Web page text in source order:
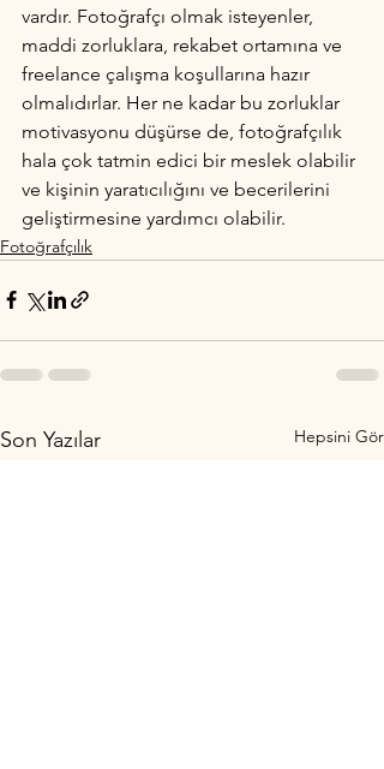
vardır. Fotoğrafçı olmak isteyenler,
maddi zorluklara, rekabet ortamına ve
freelance çalışma koşullarına hazır
olmalıdırlar. Her ne kadar bu zorluklar
motivasyonu düşürse de, fotoğrafçılık
hala çok tatmin edici bir meslek olabilir
ve kişinin yaratıcılığını ve becerilerini
geliştirmesine yardımcı olabilir.
Fotoğrafçılık
Son Yazılar Hepsini Gör